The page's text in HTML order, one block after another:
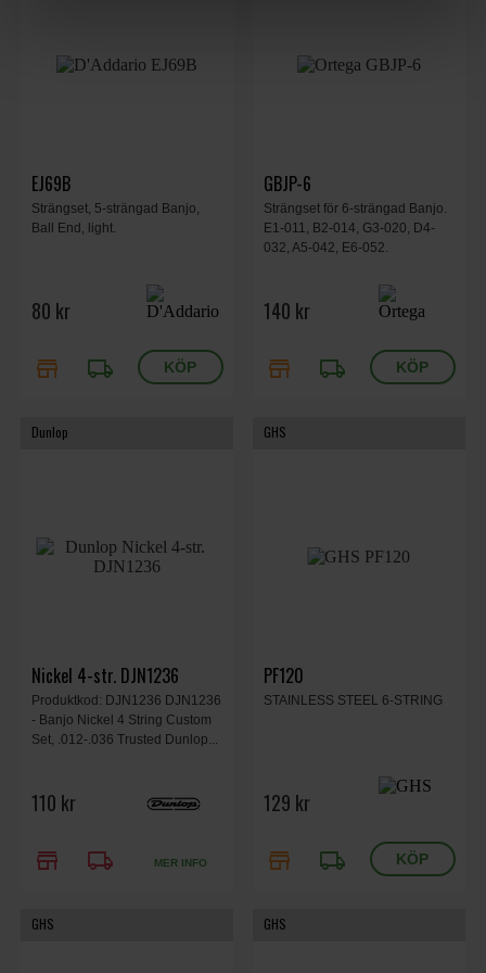
EJ69B
Strängset, 5-strängad Banjo,
Ball End, light.
80 kr
store local_shipping
GBJP-6
Strängset för 6-strängad Banjo.
E1-011, B2-014, G3-020, D4-
032, A5-042, E6-052.
140 kr
store local_shipping
Dunlop
Nickel 4-str. DJN1236
Produktkod: DJN1236 DJN1236
- Banjo Nickel 4 String Custom
Set, .012-.036 Trusted Dunlop...
110 kr
store local_shipping MER INFO
GHS
PF120
STAINLESS STEEL 6-STRING
129 kr
store local_shipping
GHS GHS